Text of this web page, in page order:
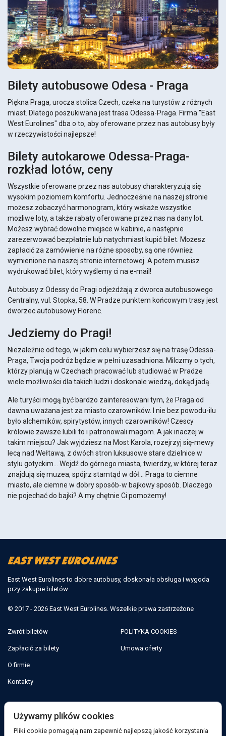
Bilety autobusowe Odesa - Praga
Piękna Praga, urocza stolica Czech, czeka na turystów z różnych
miast. Dlatego poszukiwana jest trasa Odessa-Praga. Firma "East
West Eurolines" dba o to, aby oferowane przez nas autobusy były
w rzeczywistości najlepsze!
Bilety autokarowe Odessa-Praga-
rozkład lotów, ceny
Wszystkie oferowane przez nas autobusy charakteryzują się
wysokim poziomem komfortu. Jednocześnie na naszej stronie
możesz zobaczyć harmonogram, który wskaże wszystkie
możliwe loty, a także rabaty oferowane przez nas na dany lot.
Możesz wybrać dowolne miejsce w kabinie, a następnie
zarezerwować bezpłatnie lub natychmiast kupić bilet. Możesz
zapłacić za zamówienie na różne sposoby, są one również
wymienione na naszej stronie internetowej. A potem musisz
wydrukować bilet, który wyślemy ci na e-mail!
Autobusy z Odessy do Pragi odjeżdżają z dworca autobusowego
Centralny, vul. Stopka, 58. W Pradze punktem końcowym trasy jest
dworzec autobusowy Florenc.
Jedziemy do Pragi!
Niezależnie od tego, w jakim celu wybierzesz się na trasę Odessa-
Praga, Twoja podróż będzie w pełni uzasadniona. Milczmy o tych,
którzy planują w Czechach pracować lub studiować w Pradze
wiele możliwości dla takich ludzi i doskonale wiedzą, dokąd jadą.
Ale turyści mogą być bardzo zainteresowani tym, że Praga od
dawna uważana jest za miasto czarowników. I nie bez powodu-ilu
było alchemików, spirytystów, innych czarowników! Czescy
królowie zawsze lubili to i patronowali magom. A jak inaczej w
takim miejscu? Jak wyjdziesz na Most Karola, rozejrzyj się-mewy
lecą nad Wełtawą, z dwóch stron luksusowe stare dzielnice w
stylu gotyckim... Wejdź do górnego miasta, twierdzy, w której teraz
znajdują się muzea, spójrz stamtąd w dół... Praga to ciemne
miasto, ale ciemne w dobry sposób-w bajkowy sposób. Dlaczego
nie pojechać do bajki? A my chętnie Ci pomożemy!
East West Eurolines to dobre autobusy, doskonała obsługa i wygoda
przy zakupie biletów
© 2017 - 2026 East West Eurolines. Wszelkie prawa zastrzeżone
Zwrót biletów
Zapłacić za bilety
O firmie
Kontakty
POLITYKA COOKIES
Umowa oferty
Facebook
Używamy plików cookies
Pliki cookie pomagają nam zapewnić najlepszą jakość korzystania